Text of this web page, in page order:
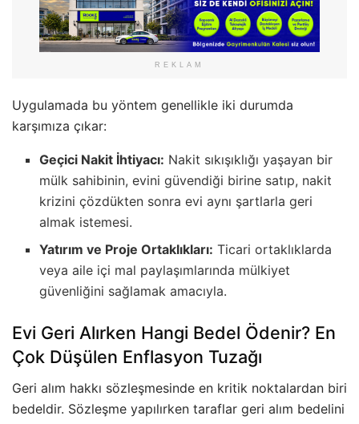
REKLAM
Uygulamada bu yöntem genellikle iki durumda
karşımıza çıkar:
Geçici Nakit İhtiyacı: Nakit sıkışıklığı yaşayan bir
mülk sahibinin, evini güvendiği birine satıp, nakit
krizini çözdükten sonra evi aynı şartlarla geri
almak istemesi.
Yatırım ve Proje Ortaklıkları: Ticari ortaklıklarda
veya aile içi mal paylaşımlarında mülkiyet
güvenliğini sağlamak amacıyla.
Evi Geri Alırken Hangi Bedel Ödenir? En
Çok Düşülen Enflasyon Tuzağı
Geri alım hakkı sözleşmesinde en kritik noktalardan biri
bedeldir. Sözleşme yapılırken taraflar geri alım bedelini